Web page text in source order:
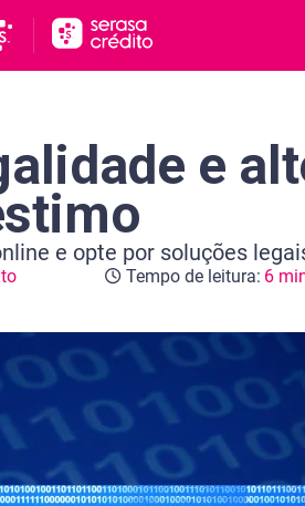
e
e opte por soluções
Tempo de leitura: 6